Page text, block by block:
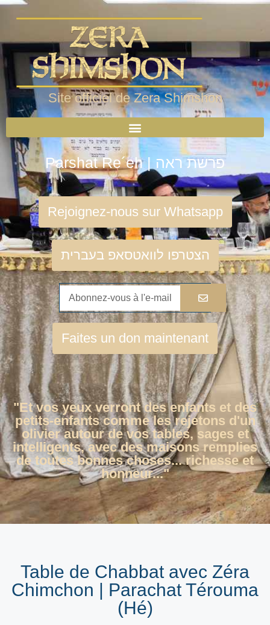
Site officiel de Zera Shimshon
Parshat Re´eh | פרשת ראה
Rejoignez-nous sur Whatsapp
הצטרפו לוואטסאפ בעברית
Faites un don maintenant
"Et vos yeux verront des enfants et des
petits-enfants comme les rejetons d'un
olivier autour de vos tables, sages et
intelligents, avec des maisons remplies
de toutes bonnes choses... richesse et
honneur..."
Table de Chabbat avec Zéra
Chimchon | Parachat Térouma
(Hé)